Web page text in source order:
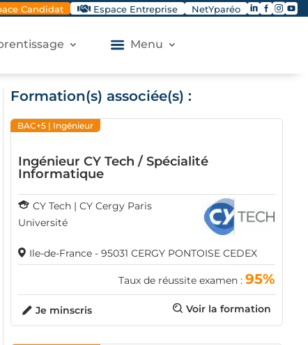
Candidat Espace Entreprise NetYparéo 
Menu
Formation(s) associée(s) :
BAC+5| Ingénieur
Ingénieur CY Tech / Spécialité
Informatique
CY Tech | CY Cergy Paris
Université
Ile-de-France - 95031 CERGY PONTOISE CEDEX
Taux de réussite examen : 95%
Voir la formation
Je minscris